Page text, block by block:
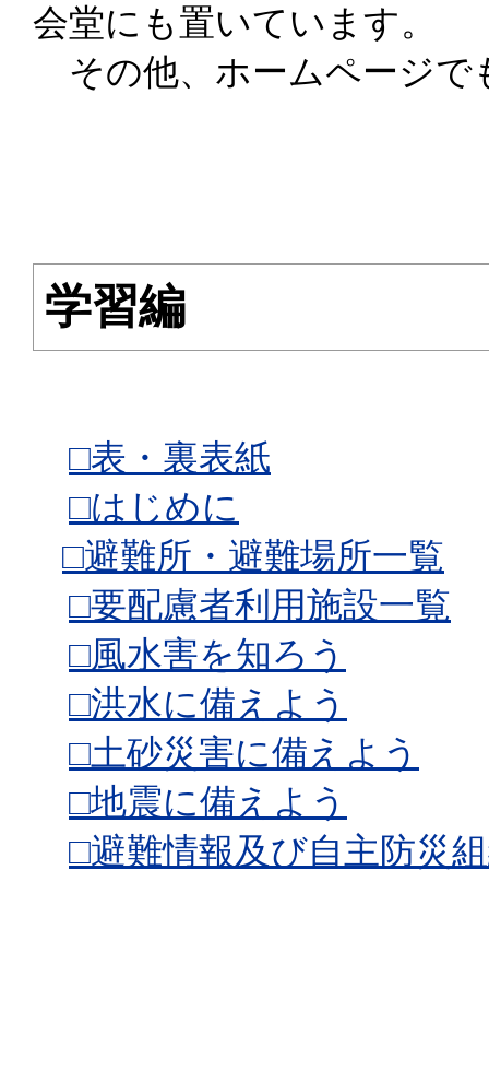
会堂にも置いています。
その他、ホームページで
学習編
□表・裏表紙
□はじめに
□避難所・避難場所一覧
□要配慮者利用施設一覧
□風水害を知ろう
□洪水に備えよう
□土砂災害に備えよう
□地震に備えよう
□避難情報及び自主防災